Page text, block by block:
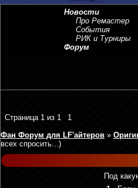
Новости
Про Ремастер
События
РИК и Турниры
Форум
Страница 1 из 1
1
Фан Форум для LF'айтеров »
всех спросить...)
Под